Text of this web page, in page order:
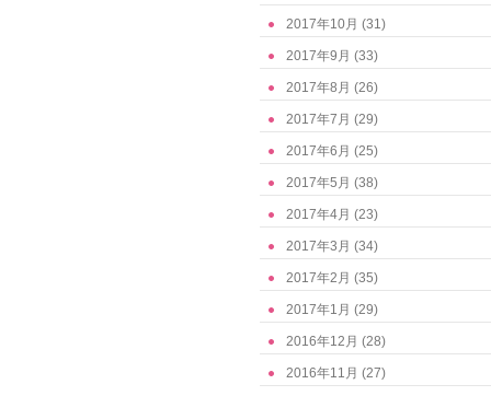
2017年10月 (31)
2017年9月 (33)
2017年8月 (26)
2017年7月 (29)
2017年6月 (25)
2017年5月 (38)
2017年4月 (23)
2017年3月 (34)
2017年2月 (35)
2017年1月 (29)
2016年12月 (28)
2016年11月 (27)